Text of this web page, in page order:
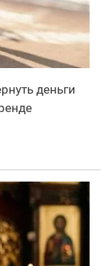
деньги